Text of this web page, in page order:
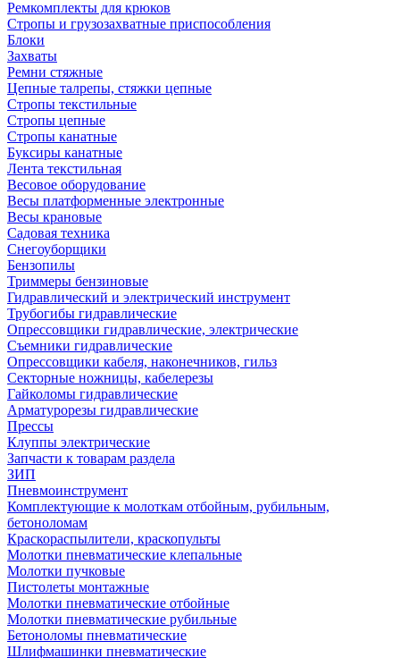
Ремкомплекты для крюков
Стропы и грузозахватные приспособления
Блоки
Захваты
Ремни стяжные
Цепные талрепы, стяжки цепные
Стропы текстильные
Стропы цепные
Стропы канатные
Буксиры канатные
Лента текстильная
Весовое оборудование
Весы платформенные электронные
Весы крановые
Садовая техника
Снегоуборщики
Бензопилы
Триммеры бензиновые
Гидравлический и электрический инструмент
Трубогибы гидравлические
Опрессовщики гидравлические, электрические
Съемники гидравлические
Опрессовщики кабеля, наконечников, гильз
Секторные ножницы, кабелерезы
Гайколомы гидравлические
Арматурорезы гидравлические
Прессы
Клуппы электрические
Запчасти к товарам раздела
ЗИП
Пневмоинструмент
Комплектующие к молоткам отбойным, рубильным,
бетоноломам
Краскораспылители, краскопульты
Молотки пневматические клепальные
Молотки пучковые
Пистолеты монтажные
Молотки пневматические отбойные
Молотки пневматические рубильные
Бетоноломы пневматические
Шлифмашинки пневматические